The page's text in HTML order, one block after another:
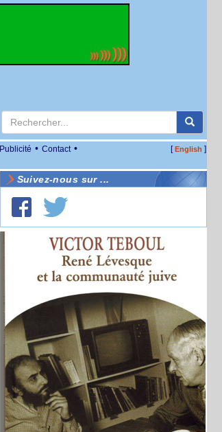
Publicité • Contact • [English ]
Suivez-nous sur ...